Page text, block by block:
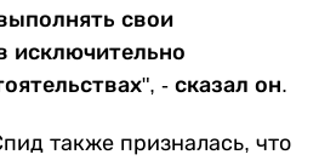
свои
исключительно
- сказал он.
также призналась, что